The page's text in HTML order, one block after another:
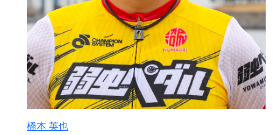
橋本 英也